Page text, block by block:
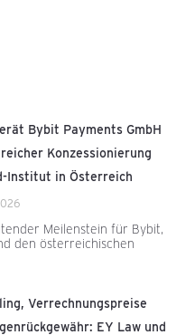
Bybit Payments GmbH
Konzessionierung
Institut in Österreich
Meilenstein für Bybit,
den österreichischen
Verrechnungspreise
EY Law und